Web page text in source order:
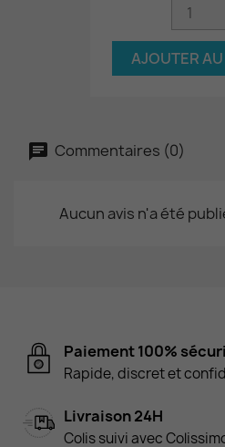
AJOUTER
Commentaires (0)
Aucun avis n'a été
Paiement 100%
Rapide, discret et
Livraison 24H
Colis suivi avec